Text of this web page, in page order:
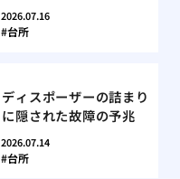
2026.07.16
台所
ディスポーザーの詰まり
に隠された故障の予兆
2026.07.14
台所